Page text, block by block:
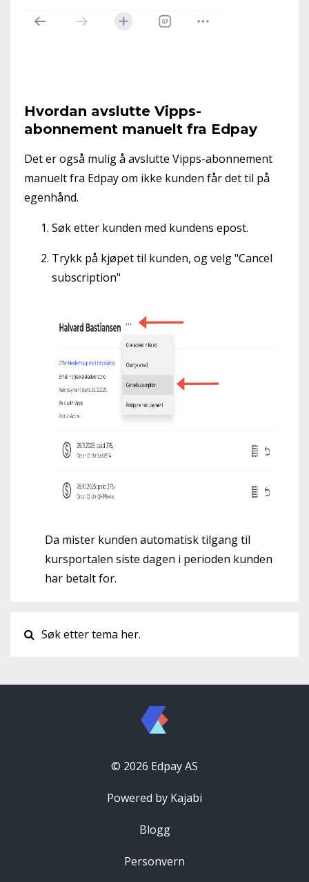
Hvordan avslutte Vipps-
abonnement manuelt fra Edpay
Det er også mulig å avslutte Vipps-abonnement
manuelt fra Edpay om ikke kunden får det til på
egenhånd.
Søk etter kunden med kundens epost.
Trykk på kjøpet til kunden, og velg "Cancel
subscription"
Da mister kunden automatisk tilgang til
kursportalen siste dagen i perioden kunden
har betalt for.
© 2026 Edpay AS
Powered by Kajabi
Blogg
Personvern